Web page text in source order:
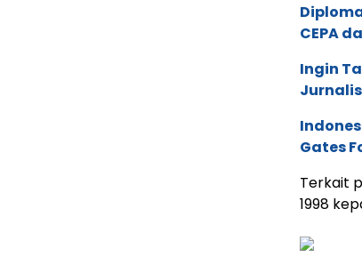
CEPA
Ingin
Gates
Terkait
1998